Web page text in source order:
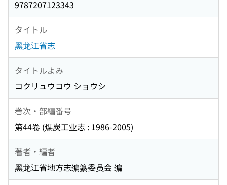
9787207123343
タイトル
黑龙江省志
タイトルよみ
コクリュウコウ ショウシ
巻次・部編番号
第44卷 (煤炭工业志 : 1986-2005)
著者・編者
黑龙江省地方志编纂委员会 编